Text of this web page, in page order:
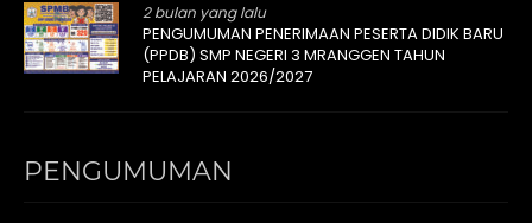
2 bulan yang lalu
PENGUMUMAN PENERIMAAN PESERTA DIDIK BARU
(PPDB) SMP NEGERI 3 MRANGGEN TAHUN
PELAJARAN 2026/2027
PENGUMUMAN